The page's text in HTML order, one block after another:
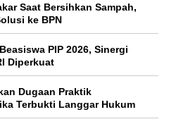
Saat Bersihkan Sampah,
ke BPN
PIP 2026, Sinergi
Diperkuat
Dugaan Praktik
Terbukti Langgar Hukum